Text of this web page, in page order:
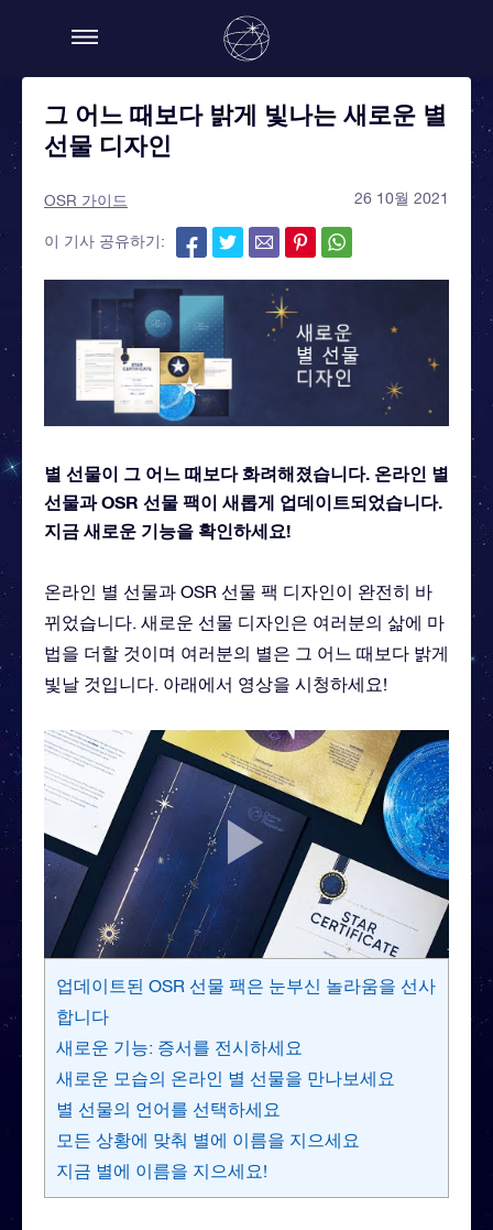
그 어느 때보다 밝게 빛나는 새로운 별
선물 디자인
OSR 가이드 26 10월 2021
이 기사 공유하기:
별 선물이 그 어느 때보다 화려해졌습니다. 온라인 별
선물과 OSR 선물 팩이 새롭게 업데이트되었습니다.
지금 새로운 기능을 확인하세요!
온라인 별 선물과 OSR 선물 팩 디자인이 완전히 바
뀌었습니다. 새로운 선물 디자인은 여러분의 삶에 마
법을 더할 것이며 여러분의 별은 그 어느 때보다 밝게
빛날 것입니다. 아래에서 영상을 시청하세요!
업데이트된 OSR 선물 팩은 눈부신 놀라움을 선사
합니다
새로운 기능: 증서를 전시하세요
새로운 모습의 온라인 별 선물을 만나보세요
별 선물의 언어를 선택하세요
모든 상황에 맞춰 별에 이름을 지으세요
지금 별에 이름을 지으세요!